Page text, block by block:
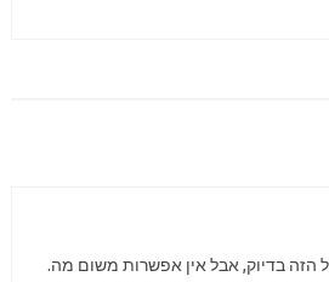
הזה בדיוק, אבל אין אפשרות משום מה.